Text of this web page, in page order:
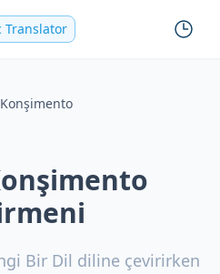
Translator
Konşimento
Bir Dil diline çevirirken